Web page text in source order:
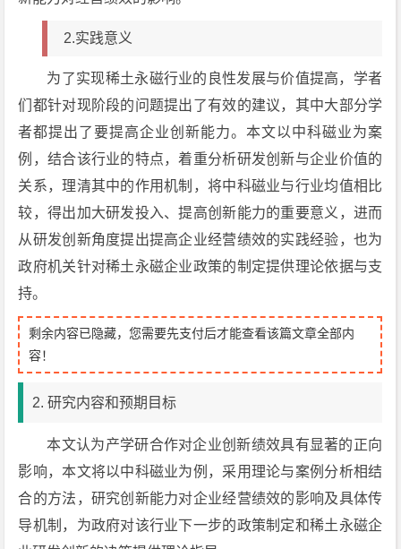
2.实践意义
为了实现稀土永磁行业的良性发展与价值提高，学者
们都针对现阶段的问题提出了有效的建议，其中大部分学
者都提出了要提高企业创新能力。本文以中科磁业为案
例，结合该行业的特点，着重分析研发创新与企业价值的
关系，理清其中的作用机制，将中科磁业与行业均值相比
较，得出加大研发投入、提高创新能力的重要意义，进而
从研发创新角度提出提高企业经营绩效的实践经验，也为
政府机关针对稀土永磁企业政策的制定提供理论依据与支
持。
剩余内容已隐藏，您需要先支付后才能查看该篇文章全部内
容！
2. 研究内容和预期目标
本文认为产学研合作对企业创新绩效具有显著的正向
影响，本文将以中科磁业为例，采用理论与案例分析相结
合的方法，研究创新能力对企业经营绩效的影响及具体传
导机制，为政府对该行业下一步的政策制定和稀土永磁企